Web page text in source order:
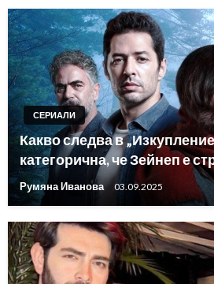
СЕРИАЛИ
Какво следва в
категорична, че Зейнеп е
Румяна Иванова 03.09.2025